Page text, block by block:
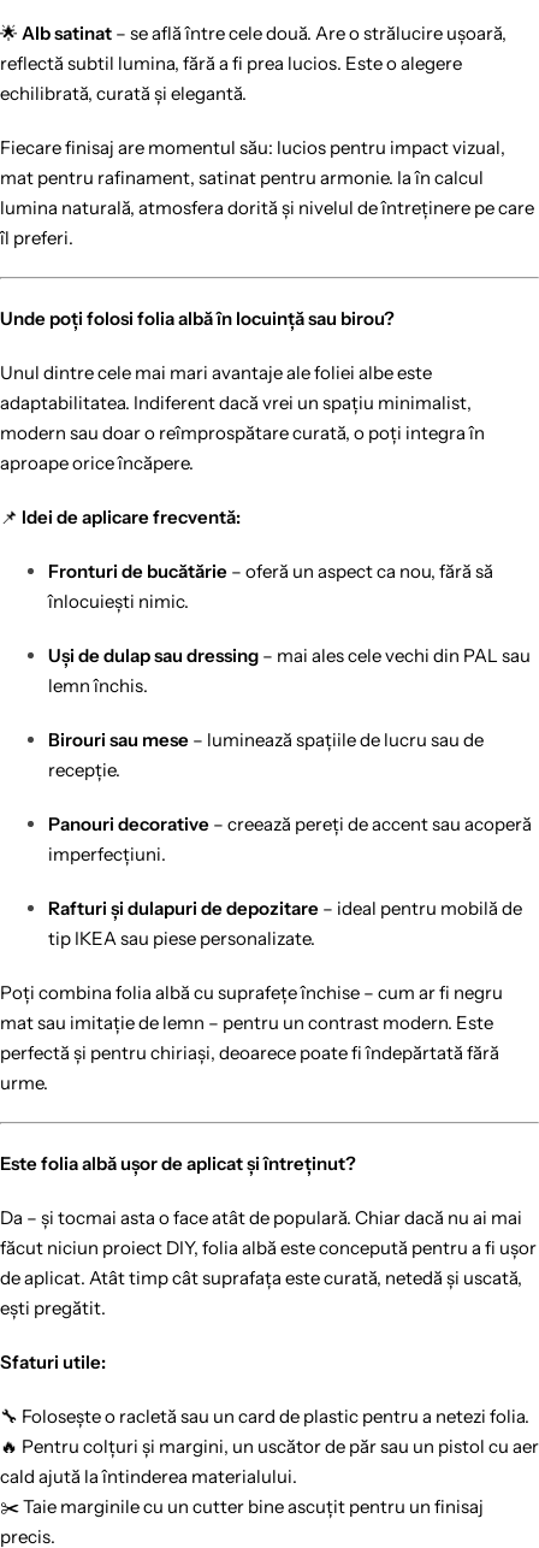
🌟 Alb satinat – se află între cele două. Are o strălucire ușoară,
reflectă subtil lumina, fără a fi prea lucios. Este o alegere
echilibrată, curată și elegantă.
Fiecare finisaj are momentul său: lucios pentru impact vizual,
mat pentru rafinament, satinat pentru armonie. Ia în calcul
lumina naturală, atmosfera dorită și nivelul de întreținere pe care
îl preferi.
Unde poți folosi folia albă în locuință sau birou?
Unul dintre cele mai mari avantaje ale foliei albe este
adaptabilitatea. Indiferent dacă vrei un spațiu minimalist,
modern sau doar o reîmprospătare curată, o poți integra în
aproape orice încăpere.
📌 Idei de aplicare frecventă:
Fronturi de bucătărie – oferă un aspect ca nou, fără să
înlocuiești nimic.
Uși de dulap sau dressing – mai ales cele vechi din PAL sau
lemn închis.
Birouri sau mese – luminează spațiile de lucru sau de
recepție.
Panouri decorative – creează pereți de accent sau acoperă
imperfecțiuni.
Rafturi și dulapuri de depozitare – ideal pentru mobilă de
tip IKEA sau piese personalizate.
Poți combina folia albă cu suprafețe închise – cum ar fi negru
mat sau imitație de lemn – pentru un contrast modern. Este
perfectă și pentru chiriași, deoarece poate fi îndepărtată fără
urme.
Este folia albă ușor de aplicat și întreținut?
Da – și tocmai asta o face atât de populară. Chiar dacă nu ai mai
făcut niciun proiect DIY, folia albă este concepută pentru a fi ușor
de aplicat. Atât timp cât suprafața este curată, netedă și uscată,
ești pregătit.
Sfaturi utile:
🔧 Folosește o racletă sau un card de plastic pentru a netezi folia.
🔥 Pentru colțuri și margini, un uscător de păr sau un pistol cu aer
cald ajută la întinderea materialului.
✂️ Taie marginile cu un cutter bine ascuțit pentru un finisaj
precis.